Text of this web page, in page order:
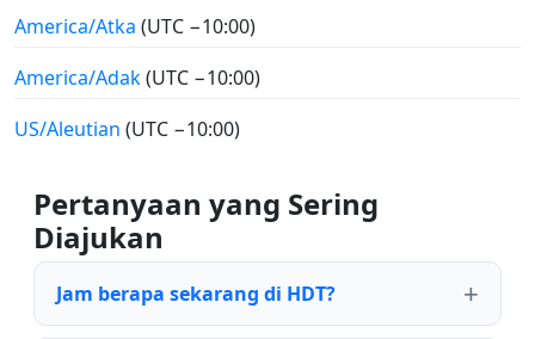
America/Atka (UTC −10:00)
America/Adak(UTC −10:00)
US/Aleutian (UTC −10:00)
Pertanyaan yang Sering
Diajukan
Jam berapa sekarang di HDT?